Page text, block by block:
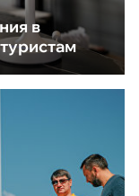
в